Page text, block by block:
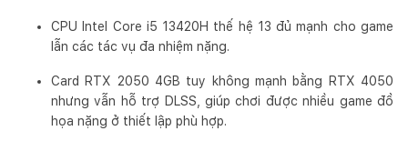
CPU Intel Core i5 13420H thế hệ 13 đủ mạnh cho game
lẫn các tác vụ đa nhiệm nặng.
Card RTX 2050 4GB tuy không mạnh bằng RTX 4050
nhưng vẫn hỗ trợ DLSS, giúp chơi được nhiều game đồ
họa nặng ở thiết lập phù hợp.